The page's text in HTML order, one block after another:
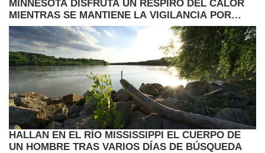
MINNESOTA DISFRUTA UN RESPIRO DEL CALOR
MIENTRAS SE MANTIENE LA VIGILANCIA POR
LLUVIAS Y CAMBIOS EN EL CLIMA
HALLAN EN EL RÍO MISSISSIPPI EL CUERPO DE
UN HOMBRE TRAS VARIOS DÍAS DE BÚSQUEDA